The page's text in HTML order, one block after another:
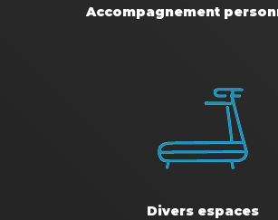
Accompagnement
Divers espaces